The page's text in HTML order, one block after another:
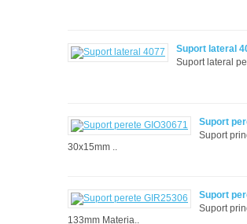
Suport lateral
Suport lateral
Suport
Suport
30x15mm ..
Suport
Suport
133mm Materia..